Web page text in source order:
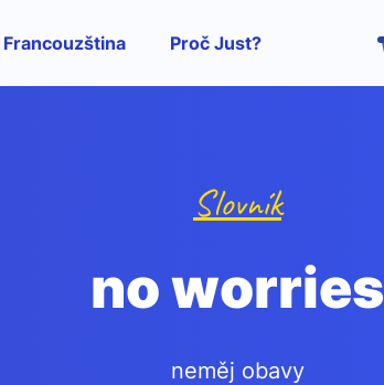
Francouzština Proč Just?
Slovník
no worries
neměj obavy